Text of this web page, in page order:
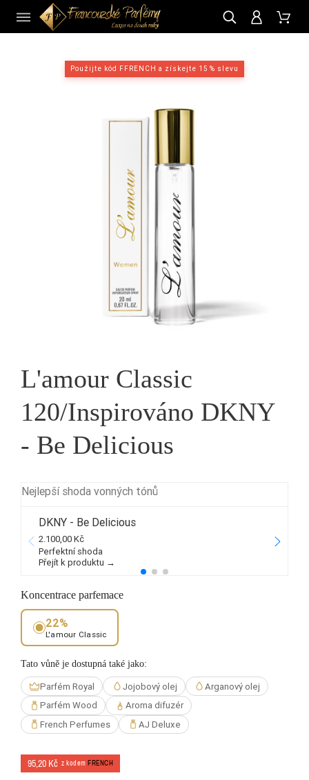
Použijte kód FFRENCH a získejte 15 % slevu
L'amour Classic
120/Inspirováno DKNY
- Be Delicious
Nejlepší shoda vonných tónů
DKNY - Be Delicious
2.100,00 Kč
Perfektní shoda
Přejít k produktu →
Koncentrace parfemace
22%
L'amour Classic
Tato vůně je dostupná také jako:
Parfém Royal Jojobový olej
Arganový olej
Parfém Wood
Aroma difuzér
French Perfumes
AJ Deluxe
95,20 Kč z kodem FRENCH
CZ